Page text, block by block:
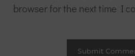
browser for the next time I